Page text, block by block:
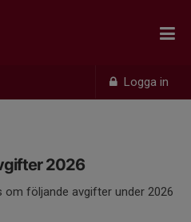
Logga in
2026
följande avgifter under 2026